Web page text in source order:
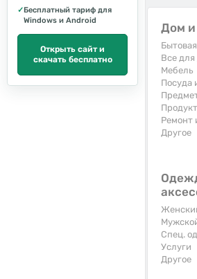
✓Бесплатный тариф для
Windows и Android
Открыть сайт и
скачать бесплатно
Дом и
Все для
Мебель
Посуда
Ремонт
Другое
Спец.
Услуги
Другое